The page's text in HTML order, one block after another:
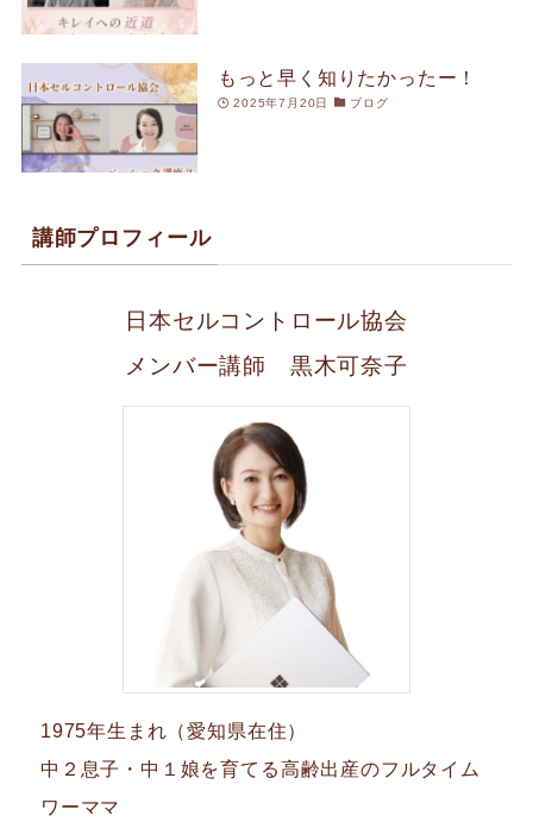
もっと早く知りたかったー！
2025年7月20日 ブログ
講師プロフィール
日本セルコントロール協会
メンバー講師 黒木可奈子
1975年生まれ（愛知県在住）
中２息子・中１娘を育てる高齢出産のフルタイム
ワーママ